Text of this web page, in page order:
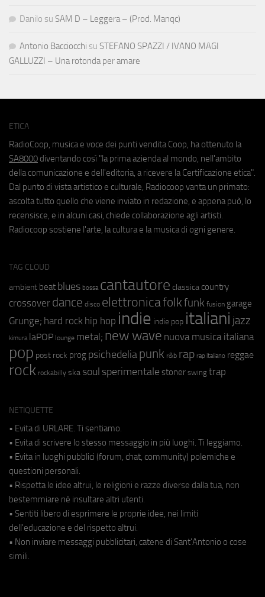
Danilo su SAM D – Leggera – (Prod. Manqc)
Antonio Bacciocchi su STEFANO SPAZZI / IVANO MAGI
GALLUZZI – Una rotonda per amare
ETICA
RadioCoop, musica e voce dei punti vendita Coop, ha ottenuto la
SA8000 diventando così "la prima azienda al mondo, nell'ambito
della comunicazione e dell'editoria, a ricevere la Certificazione etica".
Dal punto di vista artistico e culturale, Radiocoop vanta un primato:
ascolta tutto quello che viene inviato in redazione, e appena può, lo
recensisce, e in alcuni casi, chiede collaborazione agli artisti.
Radiocoop sostiene l'arte, la cultura e la musica di ogni genere.
TAG CLOUD
ambient beat blues bossa cantautore classica country
crossover dance disco elettronicafolkfunk fusion garage
Grunge; hard rock hip hop indie indie pop italiani jazz
kimura laPOP lounge metal; new wave nuova musica italiana
pop post rock prog psichedeliapunk r&b rap rap italiano reggae
rock rockabilly ska soul sperimentale stoner swing trap
NETIQUETTE
• Evita di URLARE. Ti sentiamo.
• Evita di scrivere lo stesso messaggio in più luoghi. Ti leggiamo.
• Evita in luoghi pubblici (forum, chat, community) polemiche e
questioni personali.
• Rispetta le idee altrui, le religioni e razze diverse dalla tua, non
bestemmiare né insultare altri utenti.
• Sentiti libero di esprimere le proprie idee, nei limiti
dell'educazione e del rispetto altrui.
• Non inviare messaggi pubblicitari, catene di Sant'Antonio o cose
simili.